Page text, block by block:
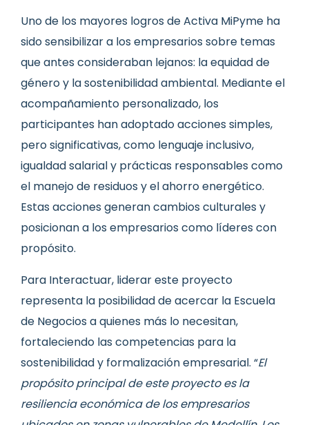
Uno de los mayores logros de Activa MiPyme ha
sido sensibilizar a los empresarios sobre temas
que antes consideraban lejanos: la equidad de
género y la sostenibilidad ambiental. Mediante el
acompañamiento personalizado, los
participantes han adoptado acciones simples,
pero significativas, como lenguaje inclusivo,
igualdad salarial y prácticas responsables como
el manejo de residuos y el ahorro energético.
Estas acciones generan cambios culturales y
posicionan a los empresarios como líderes con
propósito.
Para Interactuar, liderar este proyecto
representa la posibilidad de acercar la Escuela
de Negocios a quienes más lo necesitan,
fortaleciendo las competencias para la
sostenibilidad y formalización empresarial. “El
propósito principal de este proyecto es la
resiliencia económica de los empresarios